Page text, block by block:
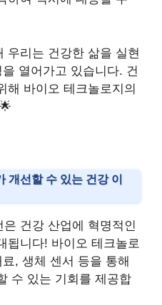
우리는 건강한 삶을 실현
열어가고 있습니다. 건
해 바이오 테크놀로지의
개선할 수 있는 건강 이
건강 산업에 혁명적인
됩니다! 바이오 테크놀로
, 생체 센서 등을 통해
수 있는 기회를 제공합